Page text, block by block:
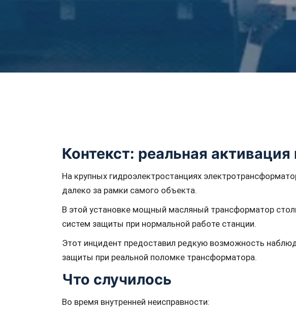
Контекст: реальная
На крупных гидроэлектростанциях
далеко за рамки самого объекта.
В этой установке мощный масляный трансформатор
систем защиты при нормальной работе станции.
Этот инцидент предоставил редкую возможность
защиты при реальной поломке трансформатора.
Что случилось
Во время внутренней неисправности: